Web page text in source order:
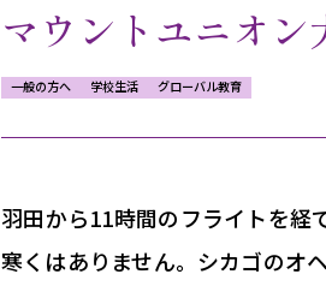
マウントユニオ
一般の方へ 学校生活 グローバル教育
羽田から11時間のフライトを
寒くはありません。シカゴのオ